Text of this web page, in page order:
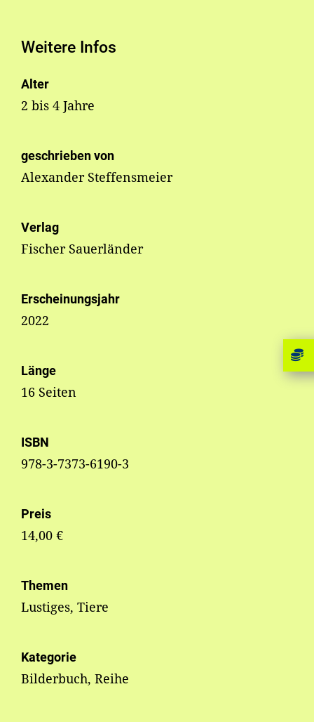
Weitere Infos
Alter
2 bis 4 Jahre
geschrieben von
Alexander Steffensmeier
Verlag
Fischer Sauerländer
Erscheinungsjahr
2022
Länge
16 Seiten
ISBN
978-3-7373-6190-3
Preis
14,00 €
Themen
Lustiges, Tiere
Kategorie
Bilderbuch, Reihe